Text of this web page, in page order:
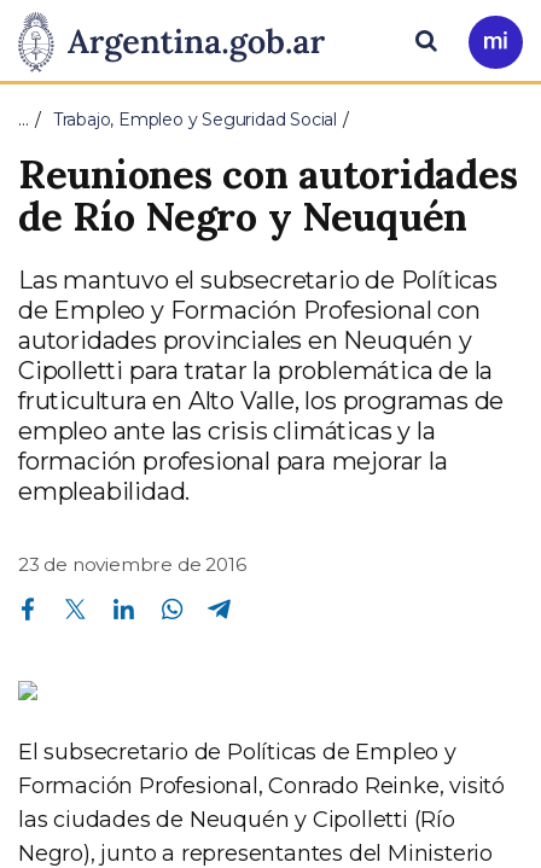
Presidencia
de
la
Nación
Pasar al contenido principal
Ir
a
Buscar
… Trabajo, Empleo y Seguridad Social
Reuniones con autoridades
de Río Negro y Neuquén
Las mantuvo el subsecretario de Políticas
de Empleo y Formación Profesional con
autoridades provinciales en Neuquén y
Cipolletti para tratar la problemática de la
fruticultura en Alto Valle, los programas de
empleo ante las crisis climáticas y la
formación profesional para mejorar la
empleabilidad.
23 de noviembre de 2016
Compartir en Facebook Compartir en Twitter Compartir en Linkedin Compartir en Whatsapp
El subsecretario de Políticas de Empleo y
Formación Profesional, Conrado Reinke, visitó
las ciudades de Neuquén y Cipolletti (Río
Negro), junto a representantes del Ministerio